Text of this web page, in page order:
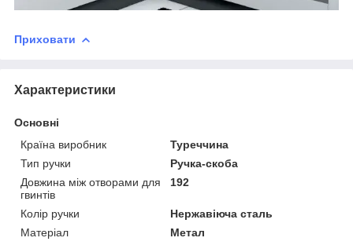
Приховати
Характеристики
Основні
Країна виробник
Туреччина
Тип ручки
Ручка-скоба
Довжина між отворами для
гвинтів
192
Колір ручки
Нержавіюча сталь
Матеріал
Метал